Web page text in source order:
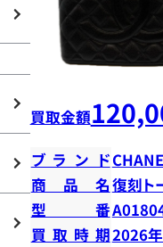
買取金額
ブランド
商品名復刻ト
型番
買取時期2026